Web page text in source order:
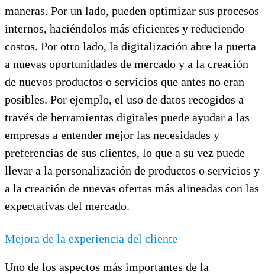
maneras. Por un lado, pueden optimizar sus procesos
internos, haciéndolos más eficientes y reduciendo
costos. Por otro lado, la digitalización abre la puerta
a nuevas oportunidades de mercado y a la creación
de nuevos productos o servicios que antes no eran
posibles. Por ejemplo, el uso de datos recogidos a
través de herramientas digitales puede ayudar a las
empresas a entender mejor las necesidades y
preferencias de sus clientes, lo que a su vez puede
llevar a la personalización de productos o servicios y
a la creación de nuevas ofertas más alineadas con las
expectativas del mercado.
Mejora de la experiencia del cliente
Uno de los aspectos más importantes de la